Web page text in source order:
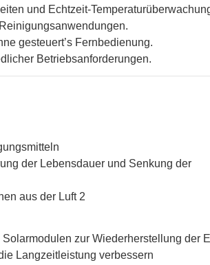
und Echtzeit-
gesteuert’s Fernbedienung.
Betriebsanforderungen.
der Lebensdauer und Senkung der
zur Wiederherstellung der
Langzeitleistung verbessern